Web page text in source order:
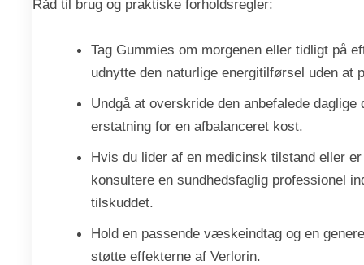
Råd til brug og praktiske forholdsregler:
Tag Gummies om morgenen eller tidligt på
udnytte den naturlige energitilførsel uden at
Undgå at overskride den anbefalede
erstatning for en afbalanceret kost.
Hvis du lider af en medicinsk tilstand eller
konsultere en sundhedsfaglig professionel
tilskuddet.
Hold en passende væskeindtag og en
støtte effekterne af Verlorin.